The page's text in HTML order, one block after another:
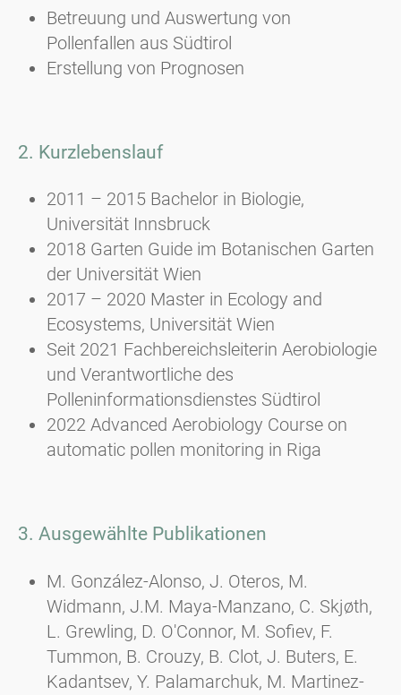
Betreuung und Auswertung von
Pollenfallen aus Südtirol
Erstellung von Prognosen
2. Kurzlebenslauf
2011 – 2015 Bachelor in Biologie,
Universität Innsbruck
2018 Garten Guide im Botanischen Garten
der Universität Wien
2017 – 2020 Master in Ecology and
Ecosystems, Universität Wien
Seit 2021 Fachbereichsleiterin Aerobiologie
und Verantwortliche des
Polleninformationsdienstes Südtirol
2022 Advanced Aerobiology Course on
automatic pollen monitoring in Riga
3. Ausgewählte Publikationen
M. González-Alonso, J. Oteros, M.
Widmann, J.M. Maya-Manzano, C. Skjøth,
L. Grewling, D. O'Connor, M. Sofiev, F.
Tummon, B. Crouzy, B. Clot, J. Buters, E.
Kadantsev, Y. Palamarchuk, M. Martinez-